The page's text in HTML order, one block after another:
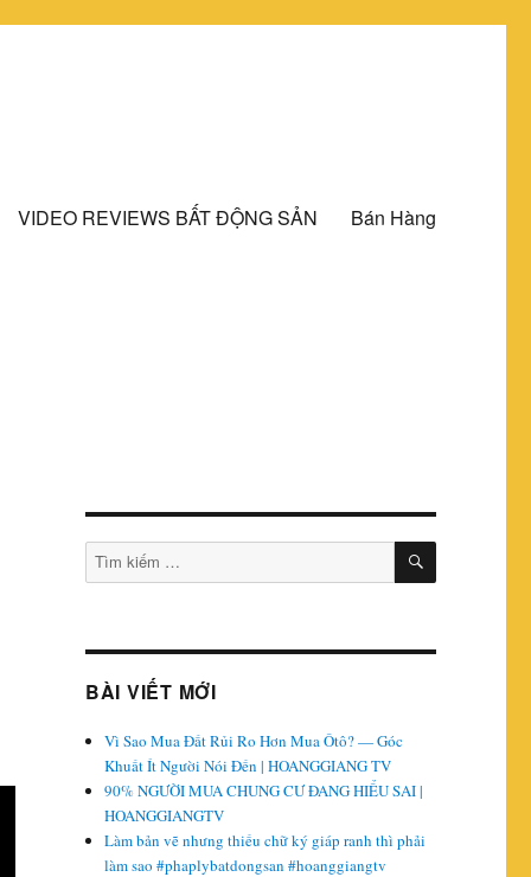
VIDEO REVIEWS BẤT ĐỘNG SẢN Bán Hàng
Tìm
kiếm:
TÌM
BÀI VIẾT MỚI
Vì Sao Mua Đất Rủi Ro Hơn Mua Ôtô? — Góc
Khuất Ít Người Nói Đến | HOANGGIANG TV
90% NGƯỜI MUA CHUNG CƯ ĐANG HIỂU SAI |
HOANGGIANGTV
Làm bản vẽ nhưng thiếu chữ ký giáp ranh thì phải
làm sao #phaplybatdongsan #hoanggiangtv